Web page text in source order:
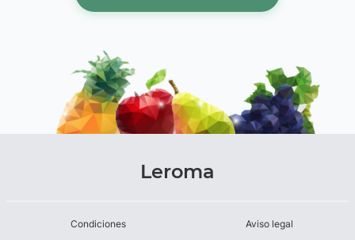
Leroma
Condiciones Aviso legal